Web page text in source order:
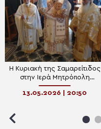
Η Κυριακή της Σαμαρείτιδος
στην Ιερά Μητρόπολη
Αρκαλοχωρίου
13.05.2026 | 20:50